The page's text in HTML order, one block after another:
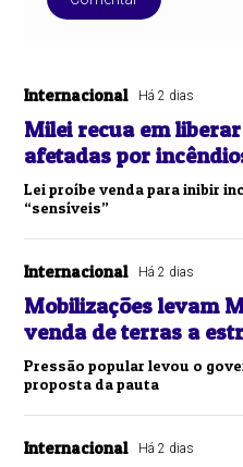
Internacional Há 2 dias
Milei recua em
afetadas por
Lei proíbe venda para inibir
“sensíveis”
Internacional Há 2 dias
Mobilizações levam
venda de terras a
Pressão popular levou o
proposta da pauta
Internacional Há 2 dias